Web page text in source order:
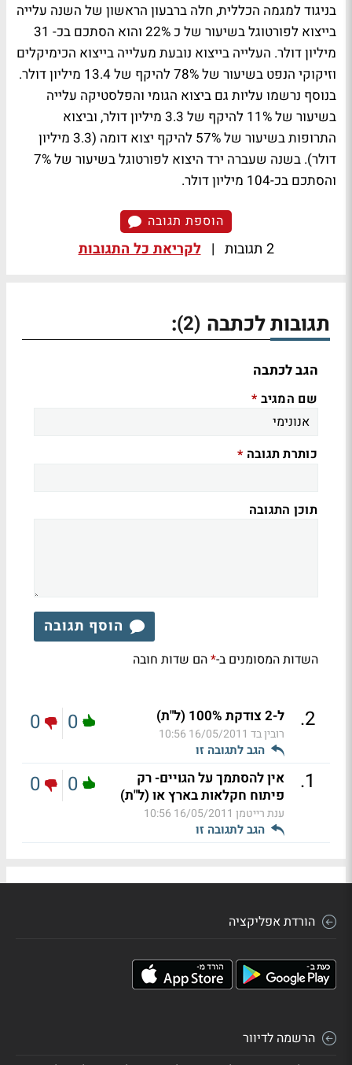
בניגוד למגמה הכללית, חלה ברבעון הראשון של השנה עלייה
בייצוא לפורטוגל בשיעור של כ 22% והוא הסתכם בכ- 31
מיליון דולר. העלייה בייצוא נובעת מעלייה בייצוא הכימיקלים
וזיקוקי הנפט בשיעור של 78% להיקף של 13.4 מיליון דולר.
בנוסף נרשמו עליות גם ביצוא הגומי והפלסטיקה עלייה
בשיעור של 11% להיקף של 3.3 מיליון דולר, וביצוא
התרופות בשיעור של 57% להיקף יצוא דומה (3.3 מיליון
דולר). בשנה שעברה ירד היצוא לפורטוגל בשיעור של 7%
והסתכם בכ-104 מיליון דולר.
הוספת תגובה
2 תגובות | לקריאת כל התגובות
תגובות לכתבה (2)
:
הגב לכתבה
שם המגיב *
כותרת תגובה *
תוכן התגובה
הוסף תגובה
השדות המסומנים ב-*הם שדות חובה
2
. ל-2 צודקת 100% (ל"ת)
רובין בד 16/05/2011 10:56
הגב לתגובה זו
0
0
1
.
אין להסתמך על הגויים- רק
פיתוח חקלאות בארץ או (ל"ת)
ענת רייטמן 16/05/2011 10:56
הגב לתגובה זו
0
0
הורדת אפליקציה
הרשמה לדיוור